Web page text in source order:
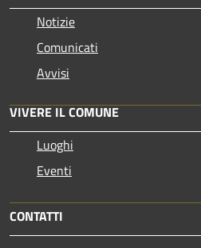
Notizie
Comunicati
Avvisi
VIVERE IL COMUNE
Luoghi
Eventi
CONTATTI